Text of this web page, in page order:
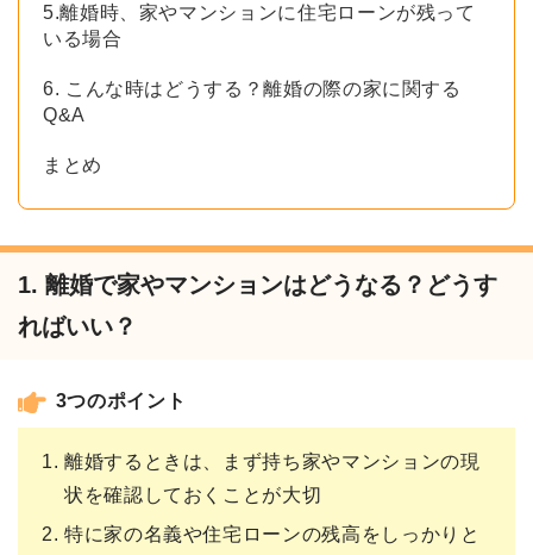
5.離婚時、家やマンションに住宅ローンが残って
いる場合
6. こんな時はどうする？離婚の際の家に関する
Q&A
まとめ
1. 離婚で家やマンションはどうなる？どうす
ればいい？
3つのポイント
離婚するときは、まず持ち家やマンションの現
状を確認しておくことが大切
特に家の名義や住宅ローンの残高をしっかりと